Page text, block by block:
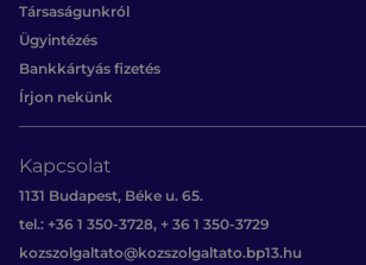
Társaságunkról
Ügyintézés
Bankkártyás fizetés
Írjon nekünk
Kapcsolat
1131 Budapest, Béke u. 65.
tel.: +36 1 350-3728, + 36 1 350-3729
kozszolgaltato@kozszolgaltato.bp13.hu